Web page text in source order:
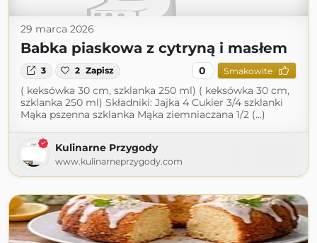
29 marca 2026
Babka piaskowa z cytryną i masłem
3 2 Zapisz 0 Smakowite
( keksówka 30 cm, szklanka 250 ml) ( keksówka 30 cm,
szklanka 250 ml) Składniki: Jajka 4 Cukier 3/4 szklanki
Mąka pszenna szklanka Mąka ziemniaczana 1/2 (...)
Kulinarne Przygody
www.kulinarneprzygody.com